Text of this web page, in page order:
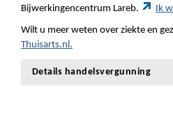
Bijwerkingencentrum Lareb.
Ik
Wilt u meer weten over ziekte en
Thuisarts.nl.
Details handelsvergunning